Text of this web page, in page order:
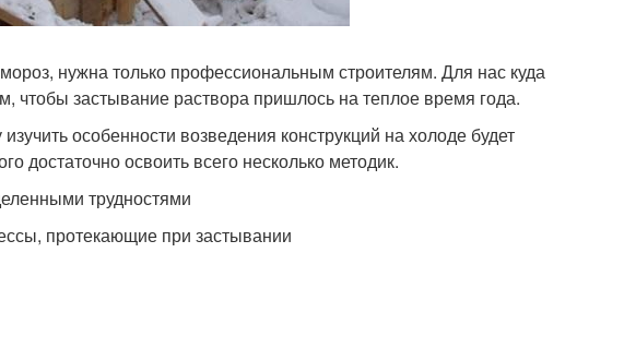
нужна только профессиональным строителям. Для нас куда
чтобы застывание раствора пришлось на теплое время года.
особенности возведения конструкций на холоде будет
достаточно освоить всего несколько методик.
трудностями
протекающие при застывании